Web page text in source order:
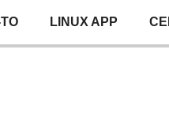
LINUX APP